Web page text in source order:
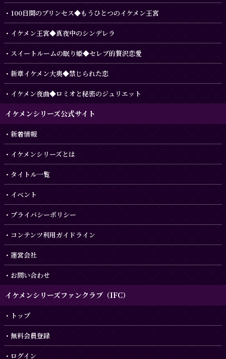
100日間のプリンセス◆もうひとつのイケメン王宮
イケメン王宮◆真夜中のシンデレラ
スイートルームの眠り姫◆セレブ的贅沢恋愛
新章イケメン大奥◆禁じられた恋
イケメン夜曲◆ロミオと秘密のジュリエット
イケメンシリーズ公式サイト
新着情報
イケメンシリーズとは
タイトル一覧
イベント
プライバシーポリシー
コンテンツ利用ガイドライン
運営会社
お問い合わせ
イケメンシリーズファンクラブ（IFC）
トップ
無料会員登録
ログイン